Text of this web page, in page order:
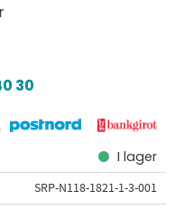
30
I lager
SRP-N118-1821-1-3-001